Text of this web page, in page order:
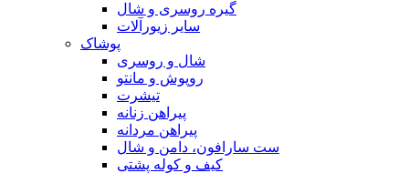
گیره روسری و شال
سایر زیورآلات
پوشاک
شال و روسری
روپوش و مانتو
تیشرت
پیراهن زنانه
پیراهن مردانه
ست سارافون، دامن و شال
کیف و کوله پشتی